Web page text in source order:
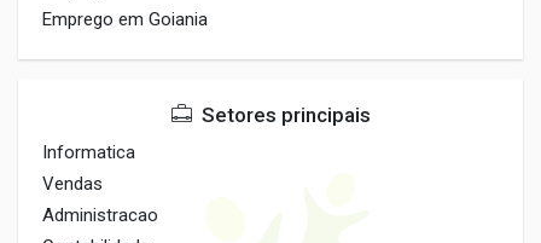
Emprego em Goiania
Setores principais
Informatica
Vendas
Administracao